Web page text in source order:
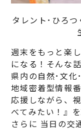
タレント･ひろ
週末をもっと楽
になる！そんな
県内の自然･文化
地域密着型情報
応援しながら、
べてみたい！』を
さらに 当日の交